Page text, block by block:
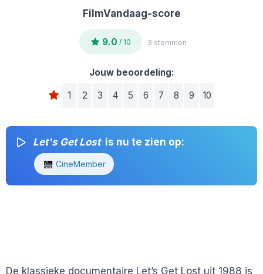
FilmVandaag-score
9.0 / 10 3 stemmen
Jouw beoordeling:
1 2 3 4 5 6 7 8 9 10
Let's Get Lost is nu te zien op:
CineMember
De klassieke documentaire Let’s Get Lost uit 1988 is